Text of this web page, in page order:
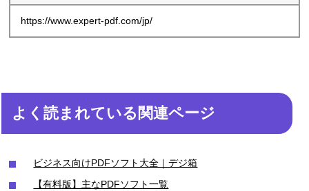
https://www.expert-pdf.com/jp/
よく読まれている関連ページ
ビジネス向けPDFソフト大全｜デジ箱
【有料版】主なPDFソフト一覧